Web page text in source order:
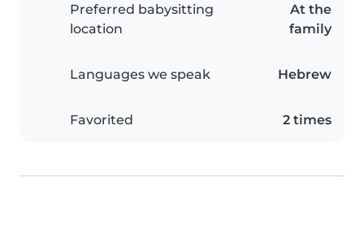
Preferred babysitting
location
At the
family
Languages we speak Hebrew
Favorited 2 times